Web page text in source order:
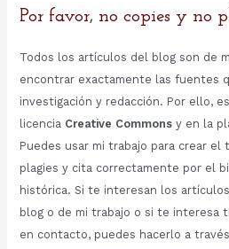
Por favor, no copies y no
Todos los artículos del blog son de
encontrar exactamente las fuentes
investigación y redacción. Por ello,
licencia Creative Commonsy en la
Puedes usar mi trabajo para crear el
plagies y cita correctamente por el
histórica. Si te interesan los
blog o de mi trabajo o si te interesa
en contacto, puedes hacerlo a